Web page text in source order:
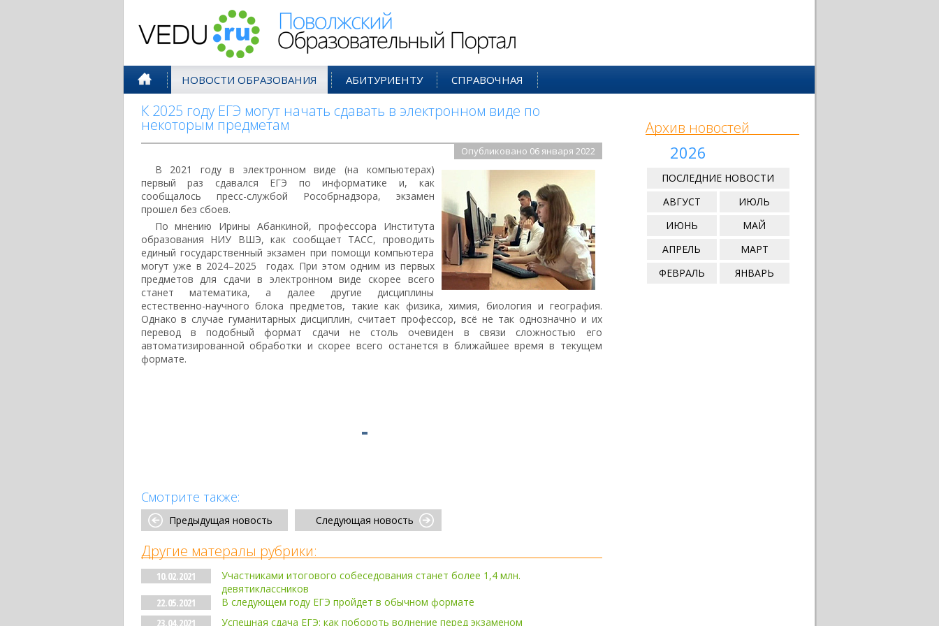
НОВОСТИ ОБРАЗОВАНИЯ АБИТУРИЕНТУ СПРАВОЧНАЯ
К 2025 году ЕГЭ могут начать сдавать в электронном виде по
некоторым предметам
Опубликовано 06 января 2022
В 2021 году в электронном виде (на компьютерах)
первый раз сдавался ЕГЭ по информатике и, как
сообщалось пресс-службой Рособрнадзора, экзамен
прошел без сбоев.
По мнению Ирины Абанкиной, профессора Института
образования НИУ ВШЭ, как сообщает ТАСС, проводить
единый государственный экзамен при помощи компьютера
могут уже в 2024–2025 годах. При этом одним из первых
предметов для сдачи в электронном виде скорее всего
станет математика, а далее другие дисциплины
естественно-научного блока предметов, такие как физика, химия, биология и география.
Однако в случае гуманитарных дисциплин, считает профессор, всё не так однозначно и их
перевод в подобный формат сдачи не столь очевиден в связи сложностью его
автоматизированной обработки и скорее всего останется в ближайшее время в текущем
формате.
Смотрите также:
Предыдущая новость Следующая новость
Другие матералы рубрики:
10.02.2021
Участниками итогового собеседования станет более 1,4 млн.
девятиклассников
22.05.2021
В следующем году ЕГЭ пройдет в обычном формате
23.04.2021
Успешная сдача ЕГЭ: как побороть волнение перед экзаменом
Архив новостей
2026
ПОСЛЕДНИЕ НОВОСТИ
АВГУСТ
ИЮЛЬ
ИЮНЬ
МАЙ
АПРЕЛЬ
МАРТ
ФЕВРАЛЬ
ЯНВАРЬ